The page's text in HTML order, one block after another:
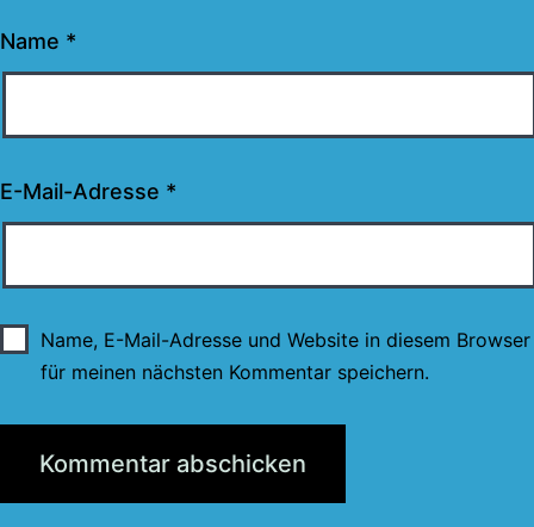
Name *
E-Mail-Adresse *
Name, E-Mail-Adresse und Website in diesem Browser
für meinen nächsten Kommentar speichern.